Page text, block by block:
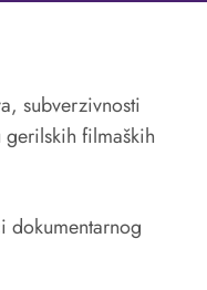
subverzivnosti
filmaških